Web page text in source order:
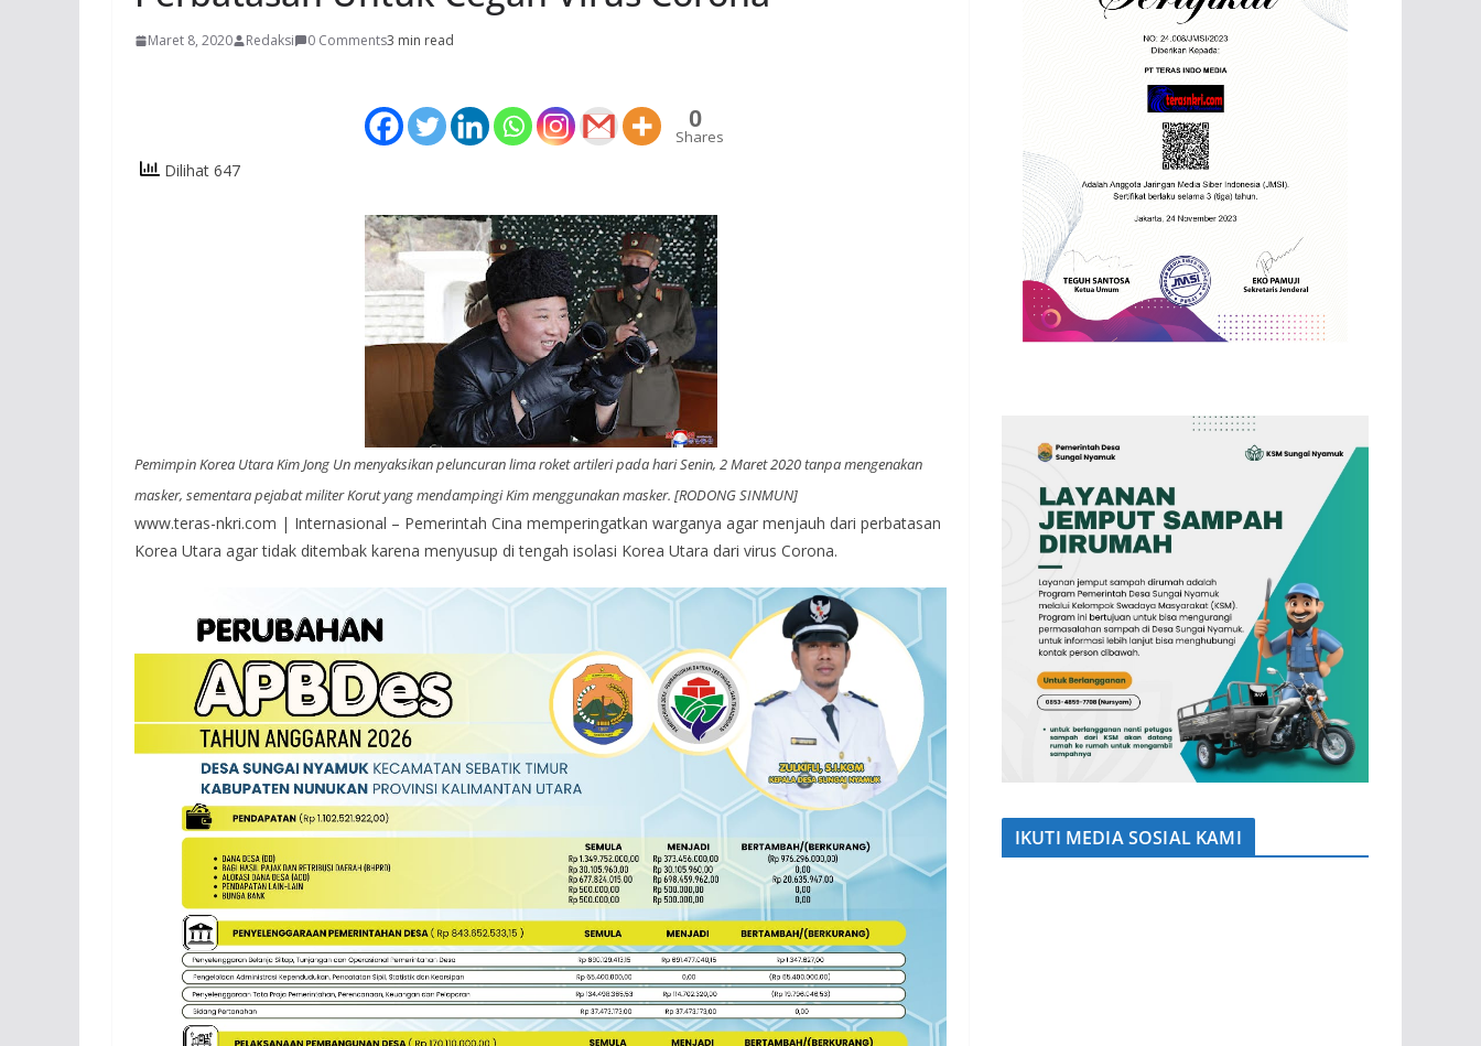
Maret 8, 2020 Redaksi 0 Comments3 min read
0
Shares
Dilihat 647
Pemimpin Korea Utara Kim Jong Un menyaksikan peluncuran lima roket artileri pada hari Senin, 2 Maret 2020 tanpa mengenakan
masker, sementara pejabat militer Korut yang mendampingi Kim menggunakan masker. [RODONG SINMUN]
www.teras-nkri.com | Internasional – Pemerintah Cina memperingatkan warganya agar menjauh dari perbatasan
Korea Utara agar tidak ditembak karena menyusup di tengah isolasi Korea Utara dari virus Corona.
IKUTI MEDIA SOSIAL KAMI